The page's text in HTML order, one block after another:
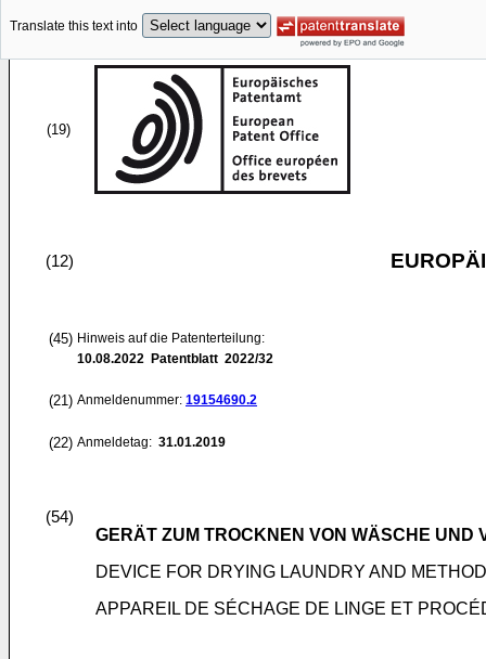
Translate this text into
(19)
(12)
(45) Hinweis auf die Patenterteilung:
10.08.2022 Patentblatt 2022/32
(21) Anmeldenummer: 19154690.2
(22) Anmeldetag: 31.01.2019
(54)
GERÄT ZUM TROCKNEN VON WÄSCHE
DEVICE FOR DRYING LAUNDRY AND
APPAREIL DE SÉCHAGE DE LINGE ET